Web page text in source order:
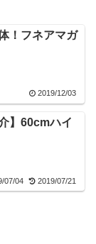
！フネアマガ
2019/12/03
】60cmハイ
07/04 2019/07/21